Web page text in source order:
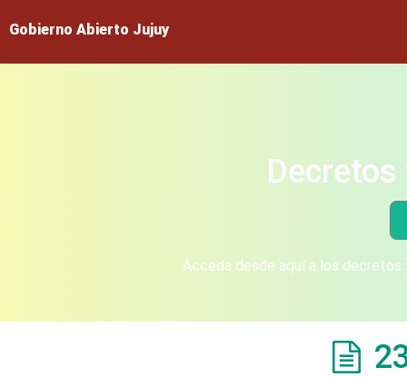
Gobierno Abierto Jujuy
Acceda desde aquí a los